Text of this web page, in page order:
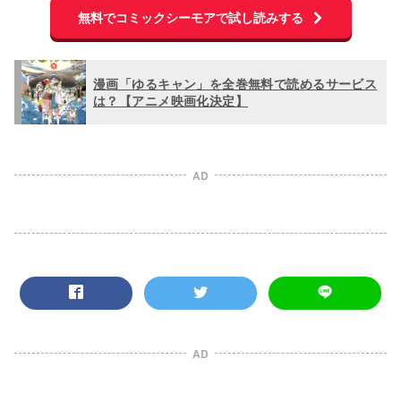
無料でコミックシーモアで試し読みする
漫画「ゆるキャン」を全巻無料で読めるサービス
は？【アニメ映画化決定】
AD
AD